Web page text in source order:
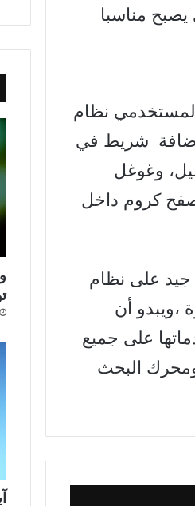
الخاصة بنظام تشغيل ويندوز 8 وحتى يصبح مناسبا
لمستخدمي نظام
تم إضافة شريط في
وغوغل
كروم داخل
جيد على نظام
،ويبدو أن
على جميع
والتي تأتي افتراضياً مزودة بإنترنت إكسبلورر 10 ومحرك البحث